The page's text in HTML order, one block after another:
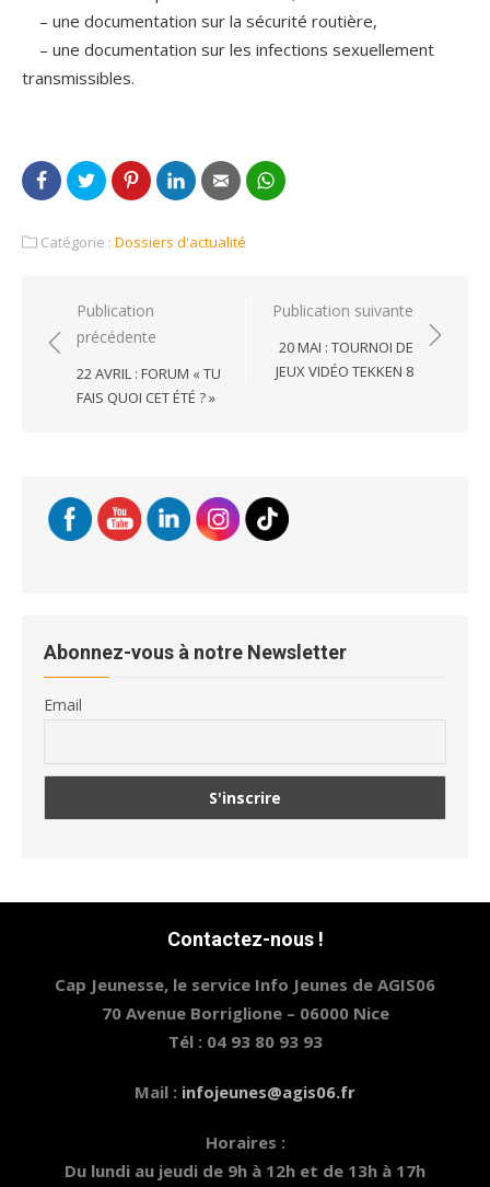
– une documentation sur la sécurité routière,
– une documentation sur les infections sexuellement
transmissibles.
Catégorie : Dossiers d'actualité
Navigation
de
l’article
Publication
précédente
22 AVRIL : FORUM « TU
FAIS QUOI CET ÉTÉ ? »
Publication suivante
20 MAI : TOURNOI DE
JEUX VIDÉO TEKKEN 8
Abonnez-vous à notre Newsletter
Email
Contactez-nous !
Cap Jeunesse, le service Info Jeunes de AGIS06
70 Avenue Borriglione – 06000 Nice
Tél : 04 93 80 93 93
Mail : infojeunes@agis06.fr
Horaires :
Du lundi au jeudi de 9h à 12h et de 13h à 17h